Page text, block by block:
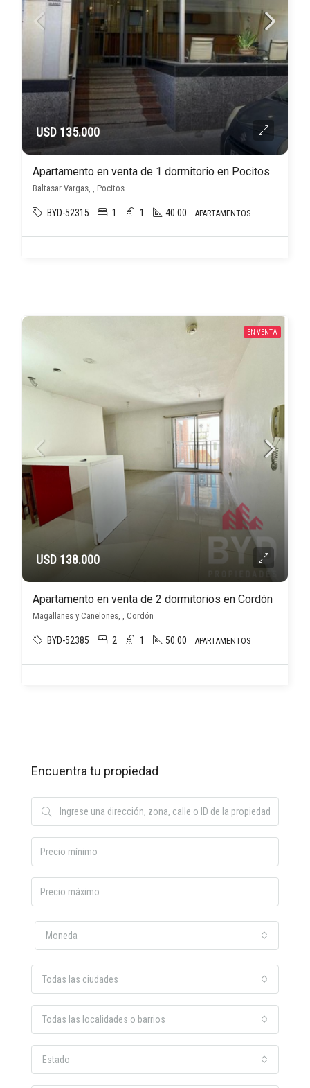
USD 135.000
Apartamento en venta de 1 dormitorio en Pocitos
Baltasar Vargas, , Pocitos
BYD-52315 1 1 40.00 APARTAMENTOS
EN VENTA
USD 138.000
Apartamento en venta de 2 dormitorios en Cordón
Magallanes y Canelones, , Cordón
BYD-52385 2 1 50.00 APARTAMENTOS
Encuentra tu propiedad
Moneda
Todas las ciudades
Todas las localidades o barrios
Estado